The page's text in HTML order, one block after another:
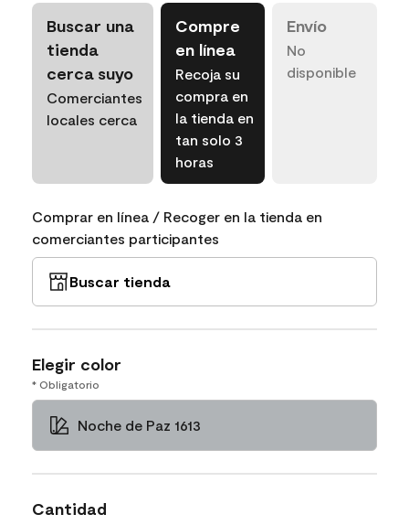
Buscar una
tienda
cerca suyo
Comerciantes
locales cerca
Compre
en línea
Recoja su
compra en
la tienda en
tan solo 3
horas
Envío
No
disponible
Comprar en línea / Recoger en la tienda en
comerciantes participantes
Buscar tienda
Elegir color
* Obligatorio
Noche de Paz 1613
Cantidad